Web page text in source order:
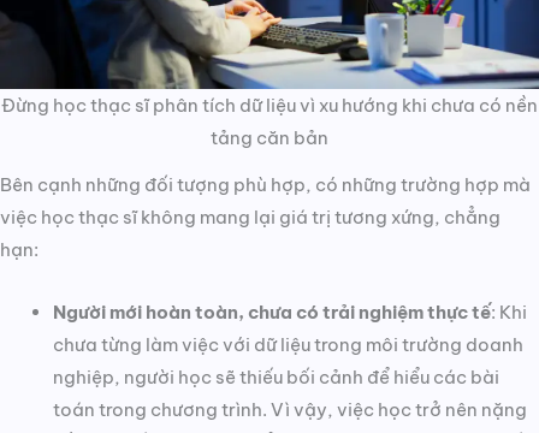
Đừng học thạc sĩ phân tích dữ liệu vì xu hướng khi chưa có nền
tảng căn bản
Bên cạnh những đối tượng phù hợp, có những trường hợp mà
việc học thạc sĩ không mang lại giá trị tương xứng, chẳng
hạn:
Người mới hoàn toàn, chưa có trải nghiệm thực tế: Khi
chưa từng làm việc với dữ liệu trong môi trường doanh
nghiệp, người học sẽ thiếu bối cảnh để hiểu các bài
toán trong chương trình. Vì vậy, việc học trở nên nặng